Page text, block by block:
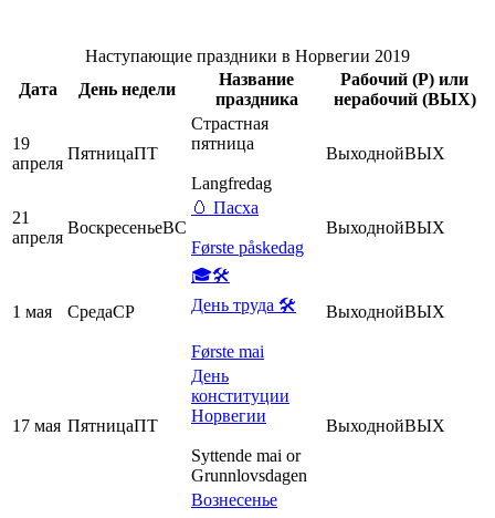
Наступающие праздники в Норвегии 2019
Дата
День недели
Название
праздника
Рабочий (P) или
нерабочий (ВЫХ)
19
апреля
ПятницаПТ
Страстная
пятница
Langfredag
ВыходнойВЫХ
21
апреля
ВоскресеньеВС
🥚 Пасха
Første påskedag
ВыходнойВЫХ
1 мая СредаСР
🎓🛠
День труда 🛠
Første mai
ВыходнойВЫХ
17 мая ПятницаПТ
День
конституции
Норвегии
Syttende mai or
Grunnlovsdagen
ВыходнойВЫХ
Вознесенье